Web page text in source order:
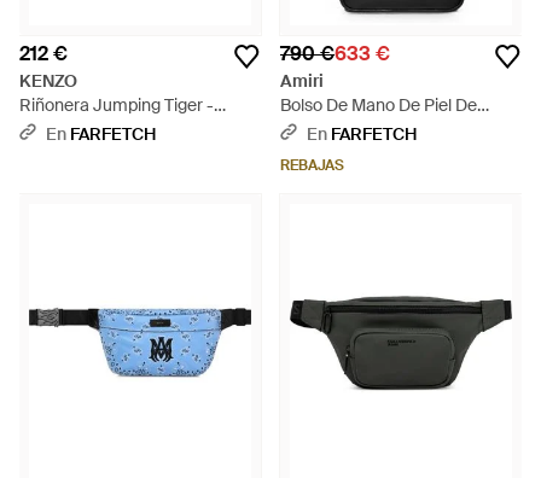
212 €
KENZO
Riñonera Jumping Tiger -
Negro
En FARFETCH
790 €633 €
Amiri
Bolso De Mano De Piel De
Napa - Negro
En FARFETCH
REBAJAS